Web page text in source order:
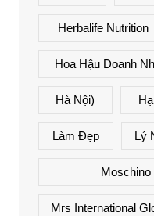
Herbalife Nutrition
Hoa Hậu Doanh
Hà Nội)
Làm Đẹp Lý
Moschino
Mrs International